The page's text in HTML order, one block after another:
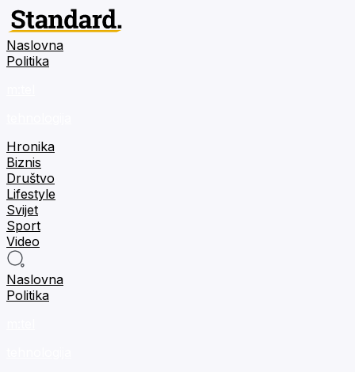
Naslovna
Politika
Hronika
Biznis
Društvo
Lifestyle
Svijet
Sport
Video
Naslovna
Politika